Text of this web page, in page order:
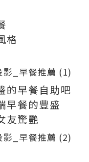
格
的早餐自助吧
早餐的豐盛
友驚艷